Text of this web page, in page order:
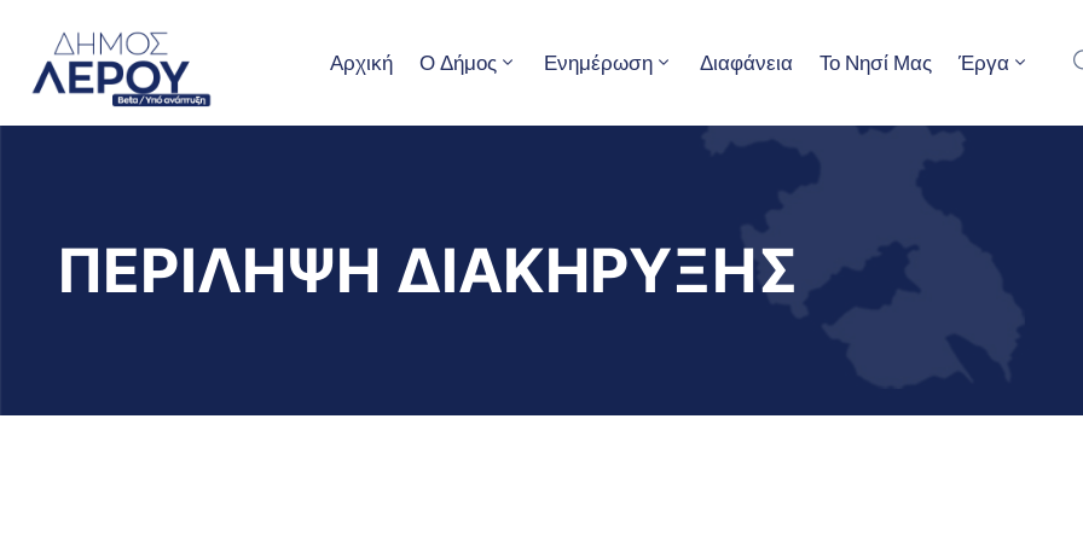
Αρχική Ο Δήμος Ενημέρωση Διαφάνεια Το Νησί Μας Έργα
ΠΕΡΙΛΗΨΗ ΔΙΑΚΗΡΥΞΗΣ